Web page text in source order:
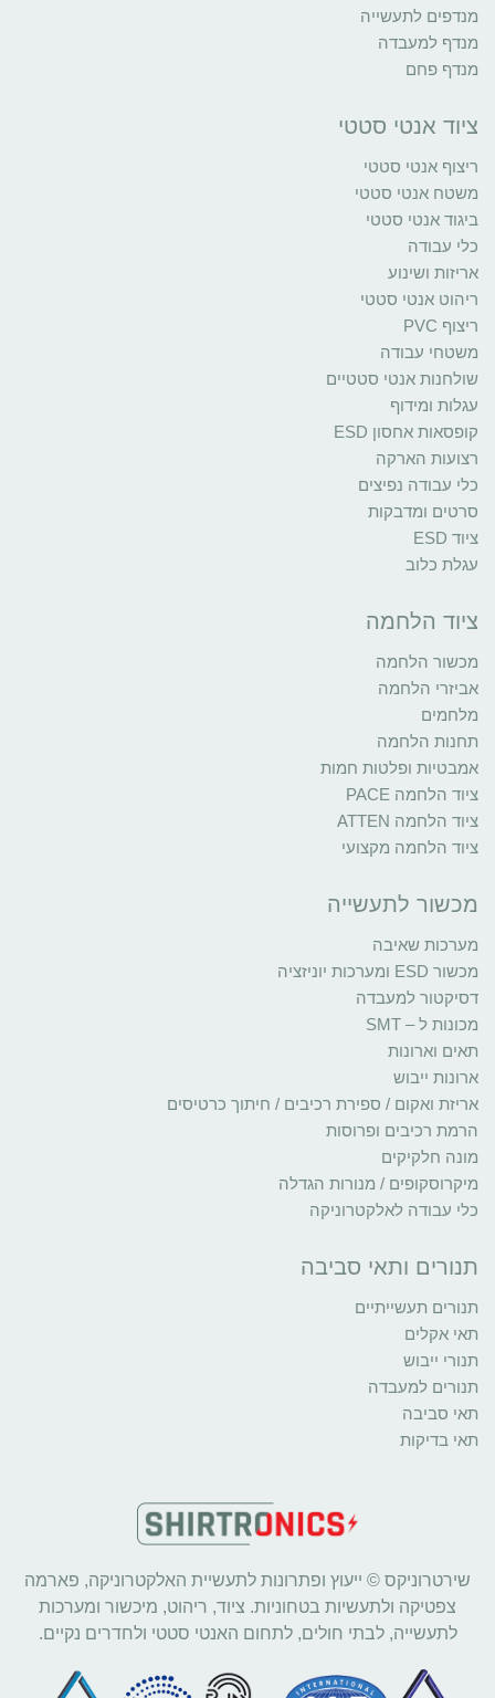
מנדפים לתעשייה
מנדף למעבדה
מנדף פחם
ציוד אנטי סטטי
ריצוף אנטי סטטי
משטח אנטי סטטי
ביגוד אנטי סטטי
כלי עבודה
אריזות ושינוע
ריהוט אנטי סטטי
ריצוף PVC
משטחי עבודה
שולחנות אנטי סטטיים
עגלות ומידוף
קופסאות אחסון ESD
רצועות הארקה
כלי עבודה נפיצים
סרטים ומדבקות
ציוד ESD
עגלת כלוב
ציוד הלחמה
מכשור הלחמה
אביזרי הלחמה
מלחמים
תחנות הלחמה
אמבטיות ופלטות חמות
ציוד הלחמה PACE
ציוד הלחמה ATTEN
ציוד הלחמה מקצועי
מכשור לתעשייה
מערכות שאיבה
מכשור ESD ומערכות יוניזציה
דסיקטור למעבדה
מכונות ל – SMT
תאים וארונות
ארונות ייבוש
אריזת ואקום / ספירת רכיבים / חיתוך כרטיסים
הרמת רכיבים ופרוסות
מונה חלקיקים
מיקרוסקופים / מנורות הגדלה
כלי עבודה לאלקטרוניקה
תנורים ותאי סביבה
תנורים תעשייתיים
תאי אקלים
תנורי ייבוש
תנורים למעבדה
תאי סביבה
תאי בדיקות
שירטרוניקס © ייעוץ ופתרונות לתעשיית האלקטרוניקה, פארמה
צפטיקה ולתעשיות בטחוניות. ציוד, ריהוט, מיכשור ומערכות
לתעשייה, לבתי חולים, לתחום האנטי סטטי ולחדרים נקיים.